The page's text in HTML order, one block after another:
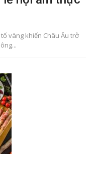
vàng khiến Châu Âu trở